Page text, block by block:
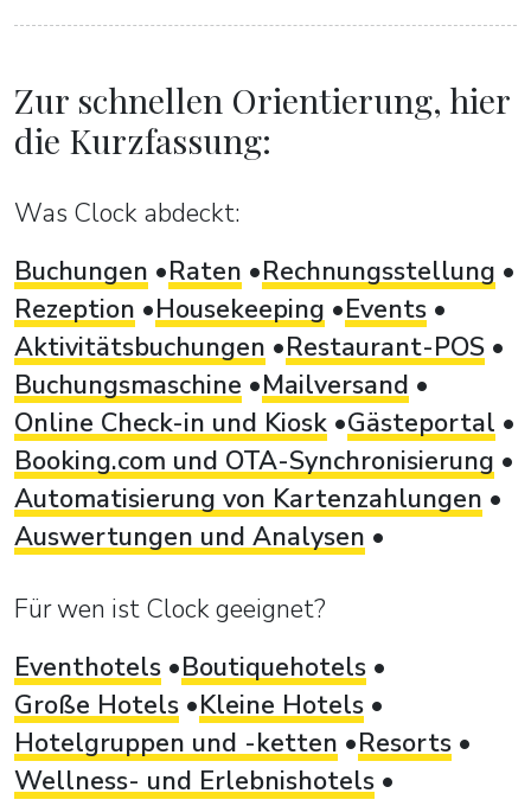
Zur schnellen Orientierung, hier
die Kurzfassung:
Was Clock abdeckt:
Buchungen
Raten
Rechnungsstellung
Rezeption
Housekeeping
Events
Aktivitätsbuchungen
Restaurant-POS
Buchungsmaschine
Mailversand
Online Check-in und Kiosk Gästeportal
Booking.com und OTA-Synchronisierung
Automatisierung von Kartenzahlungen
Auswertungen und Analysen
Für wen ist Clock geeignet?
Eventhotels
Boutiquehotels
Große Hotels
Kleine Hotels
Hotelgruppen und -ketten
Resorts
Wellness- und Erlebnishotels